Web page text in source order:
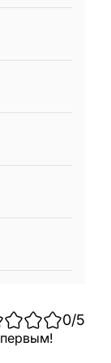
0/5
первым!